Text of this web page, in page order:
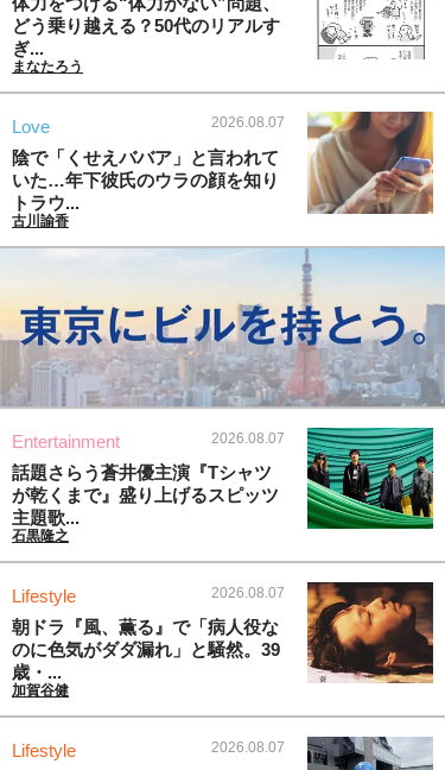
どう乗り越える？50代のリアルす
ぎ...
まなたろう
Love 2026.08.07
陰で「くせえババア」と言われて
いた…年下彼氏のウラの顔を知り
トラウ...
古川諭香
Entertainment 2026.08.07
話題さらう蒼井優主演『Tシャツ
が乾くまで』盛り上げるスピッツ
主題歌...
石黒隆之
Lifestyle 2026.08.07
朝ドラ『風、薫る』で「病人役な
のに色気がダダ漏れ」と騒然。39
歳・...
加賀谷健
Lifestyle 2026.08.07